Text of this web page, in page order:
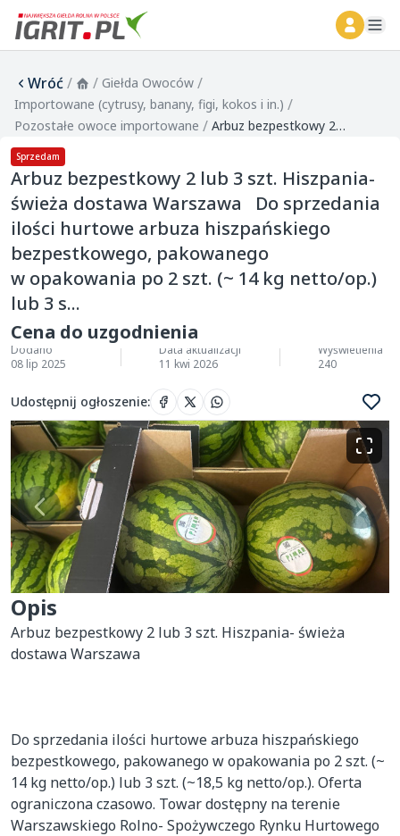
Wróć/ / Giełda Owoców /
Importowane (cytrusy, banany, figi, kokos i in.) /
Pozostałe owoce importowane / Arbuz bezpestkowy 2 lub 3 szt. Hiszpania- świeża dostawa Warszawa Do sprzedania ilości hurtowe arbuza hiszpańskiego bezpestkowego, pakowanego w opakowania po 2 szt. (~ 14 kg netto/op.) lub 3 s...
Sprzedam
Arbuz bezpestkowy 2 lub 3 szt. Hiszpania-
świeża dostawa Warszawa Do sprzedania
ilości hurtowe arbuza hiszpańskiego
bezpestkowego, pakowanego
w opakowania po 2 szt. (~ 14 kg netto/op.)
lub 3 s...
Cena do uzgodnienia
Dodano
08 lip 2025
Data aktualizacji
11 kwi 2026
Wyświetlenia
240
Udostępnij ogłoszenie:
Opis
Arbuz bezpestkowy 2 lub 3 szt. Hiszpania- świeża
dostawa Warszawa
Do sprzedania ilości hurtowe arbuza hiszpańskiego
bezpestkowego, pakowanego w opakowania po 2 szt. (~
14 kg netto/op.) lub 3 szt. (~18,5 kg netto/op.). Oferta
ograniczona czasowo. Towar dostępny na terenie
Warszawskiego Rolno- Spożywczego Rynku Hurtowego